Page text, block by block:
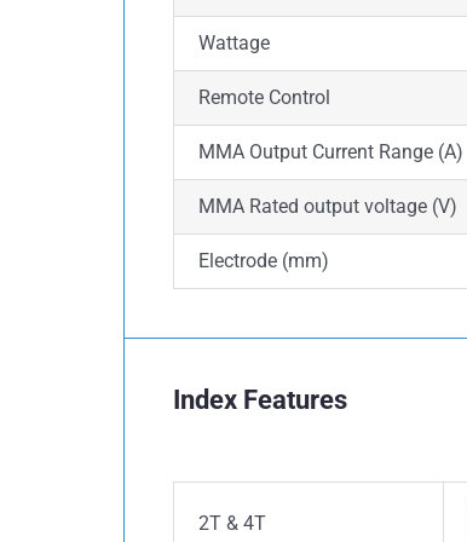
Wattage
Remote Control
MMA Output Current Range (A)
MMA Rated output voltage (V)
Electrode (mm)
Index Features
2T & 4T